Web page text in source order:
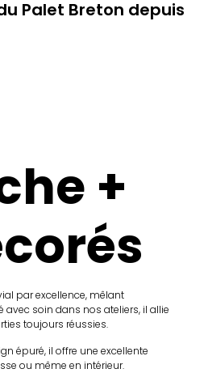
Palet Breton depuis
+
par excellence, mêlant
soin dans nos ateliers, il allie
toujours réussies.
épuré, il offre une excellente
ou même en intérieur.